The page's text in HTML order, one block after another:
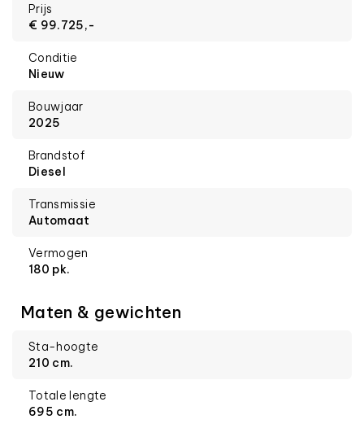
Prijs
€ 99.725,-
Conditie
Nieuw
Bouwjaar
2025
Brandstof
Diesel
Transmissie
Automaat
Vermogen
180 pk.
Maten & gewichten
Sta-hoogte
210 cm.
Totale lengte
695 cm.